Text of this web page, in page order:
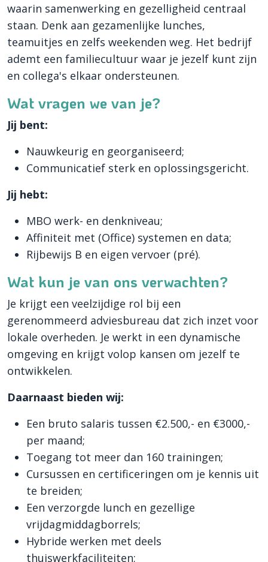
waarin samenwerking en gezelligheid centraal
staan. Denk aan gezamenlijke lunches,
teamuitjes en zelfs weekenden weg. Het bedrijf
ademt een familiecultuur waar je jezelf kunt zijn
en collega's elkaar ondersteunen.
Wat vragen we van je?
Jij bent:
Nauwkeurig en georganiseerd;
Communicatief sterk en oplossingsgericht.
Jij hebt:
MBO werk- en denkniveau;
Affiniteit met (Office) systemen en data;
Rijbewijs B en eigen vervoer (pré).
Wat kun je van ons verwachten?
Je krijgt een veelzijdige rol bij een
gerenommeerd adviesbureau dat zich inzet voor
lokale overheden. Je werkt in een dynamische
omgeving en krijgt volop kansen om jezelf te
ontwikkelen.
Daarnaast bieden wij:
Een bruto salaris tussen €2.500,- en €3000,-
per maand;
Toegang tot meer dan 160 trainingen;
Cursussen en certificeringen om je kennis uit
te breiden;
Een verzorgde lunch en gezellige
vrijdagmiddagborrels;
Hybride werken met deels
thuiswerkfaciliteiten;